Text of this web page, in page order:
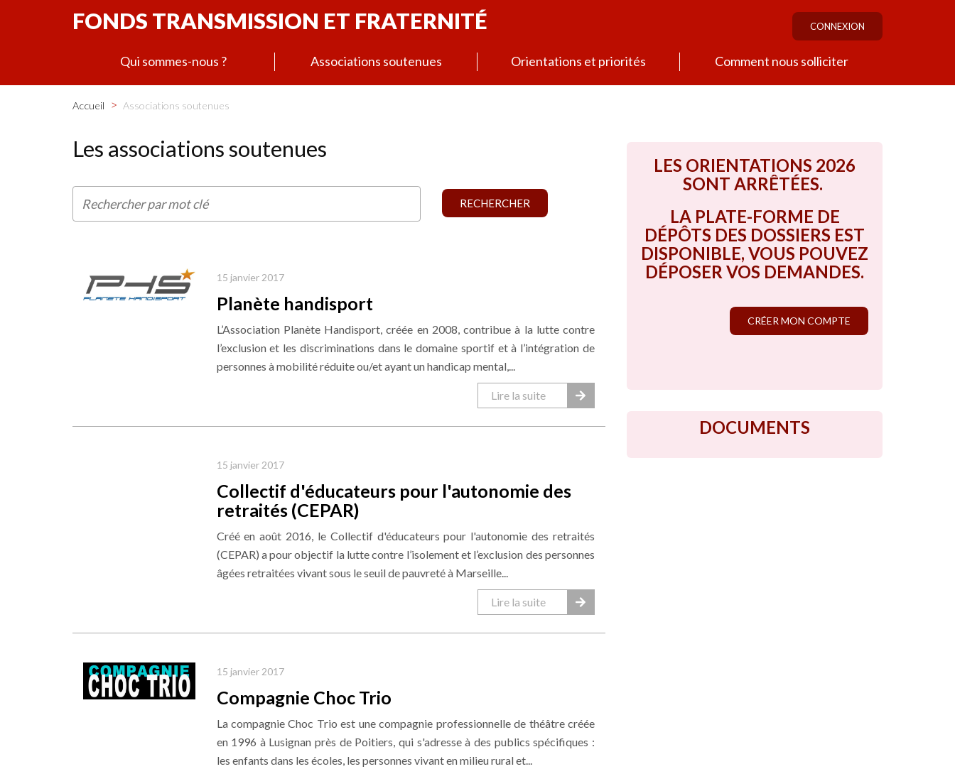
FONDS TRANSMISSION ET FRATERNITÉ CONNEXION
Qui sommes-nous ? Associations soutenues Orientations et priorités Comment nous solliciter
Accueil > Associations soutenues
Les associations soutenues
15 janvier 2017
Planète handisport
L’Association Planète Handisport, créée en 2008, contribue à la lutte contre
l’exclusion et les discriminations dans le domaine sportif et à l’intégration de
personnes à mobilité réduite ou/et ayant un handicap mental,...
Lire la suite
15 janvier 2017
Collectif d'éducateurs pour l'autonomie des
retraités (CEPAR)
Créé en août 2016, le Collectif d'éducateurs pour l'autonomie des retraités
(CEPAR) a pour objectif la lutte contre l’isolement et l’exclusion des personnes
âgées retraitées vivant sous le seuil de pauvreté à Marseille...
Lire la suite
15 janvier 2017
Compagnie Choc Trio
La compagnie Choc Trio est une compagnie professionnelle de théâtre créée
en 1996 à Lusignan près de Poitiers, qui s'adresse à des publics spécifiques :
les enfants dans les écoles, les personnes vivant en milieu rural et...
LES ORIENTATIONS 2026
SONT ARRÊTÉES.
LA PLATE-FORME DE
DÉPÔTS DES DOSSIERS EST
DISPONIBLE, VOUS POUVEZ
DÉPOSER VOS DEMANDES.
CRÉER MON COMPTE
DOCUMENTS